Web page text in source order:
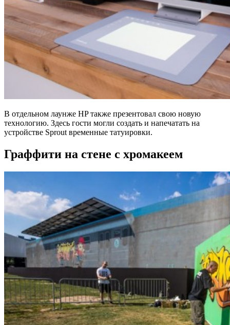
В отдельном лаунже HP также презентовал свою новую
технологию. Здесь гости могли создать и напечатать на
устройстве Sprout временные татуировки.
Граффити на стене с хромакеем